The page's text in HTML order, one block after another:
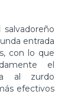
entrada
con lo que
el
al zurdo
efectivos